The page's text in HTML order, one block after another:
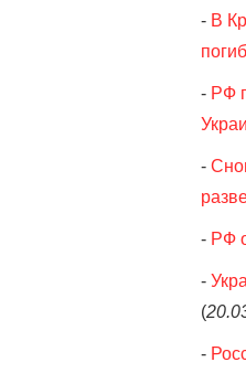
- В
- РФ
-
- РФ
-
(
-